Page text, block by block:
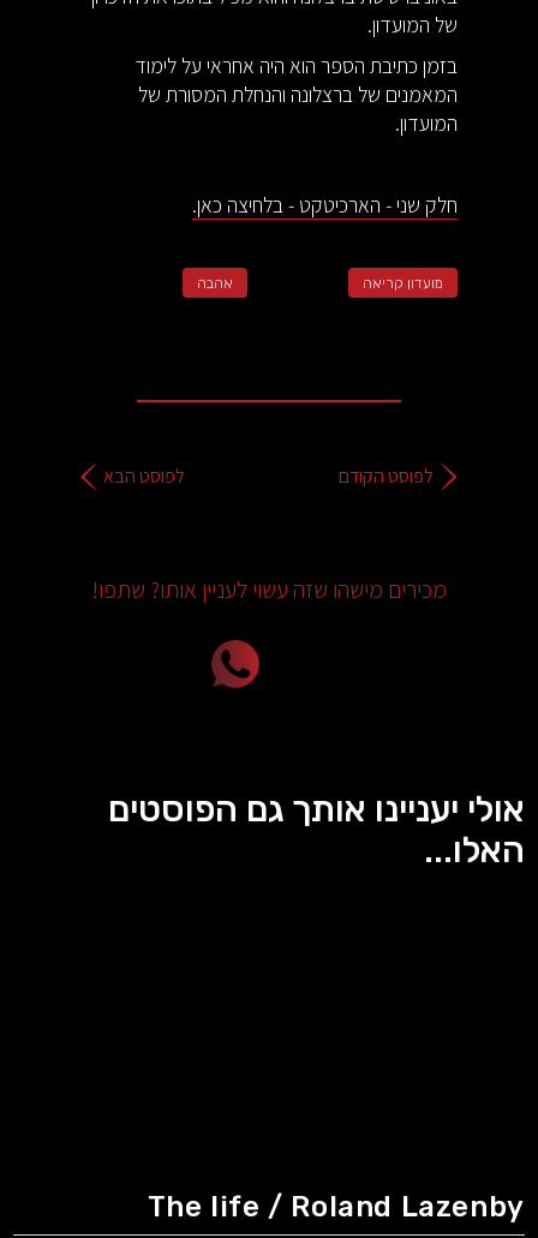
של המועדון.
בזמן כתיבת הספר הוא היה אחראי על לימוד
המאמנים של ברצלונה והנחלת המסורת של
המועדון.
חלק שני - הארכיטקט - בלחיצה כאן.
מועדון קריאה אהבה
לפוסט הקודם לפוסט הבא
מכירים מישהו שזה עשוי לעניין אותו? שתפו!
אולי יעניינו אותך גם הפוסטים
האלו...
The life / Roland Lazenby